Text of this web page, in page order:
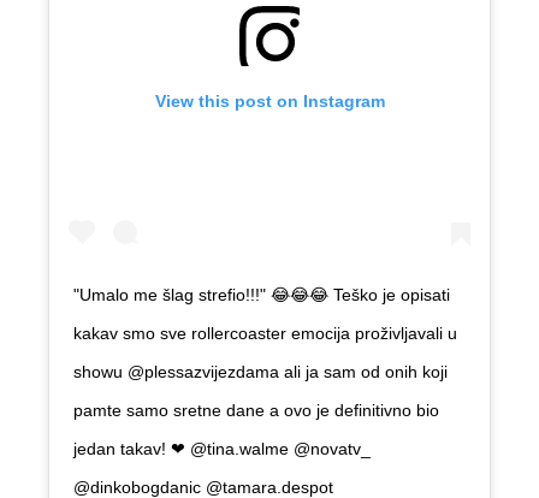
View this post on Instagram
"Umalo me šlag strefio!!!" 😂😂😂 Teško je opisati
kakav smo sve rollercoaster emocija proživljavali u
showu @plessazvijezdama ali ja sam od onih koji
pamte samo sretne dane a ovo je definitivno bio
jedan takav! ❤ @tina.walme @novatv_
@dinkobogdanic @tamara.despot